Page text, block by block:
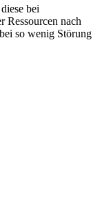
bei
Ressourcen nach
so wenig Störung